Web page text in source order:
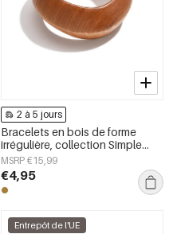
2 à 5 jours
Bracelets en bois de forme
irrégulière, collection Simple
Daily Simple, bijoux pour
femmes
MSRP €15,99
€4,95
Entrepôt de l'UE